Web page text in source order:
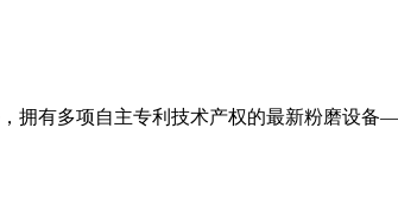
拥有多项自主专利技术产权的最新粉磨设